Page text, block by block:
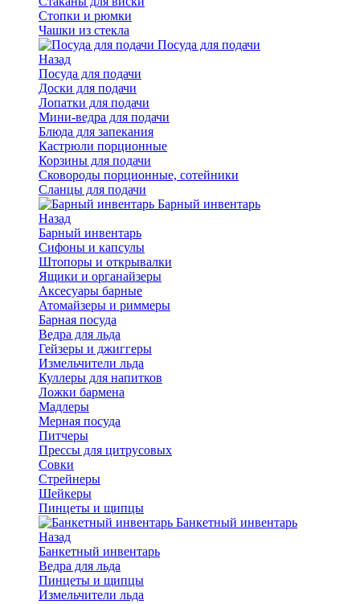
Стопки и рюмки
Чашки из стекла
Посуда для подачи
Назад
Посуда для подачи
Доски для подачи
Лопатки для подачи
Мини-ведра для подачи
Блюда для запекания
Кастрюли порционные
Корзины для подачи
Сковороды порционные, сотейники
Сланцы для подачи
Барный инвентарь
Назад
Барный инвентарь
Сифоны и капсулы
Штопоры и открывалки
Ящики и органайзеры
Аксесуары барные
Атомайзеры и риммеры
Барная посуда
Ведра для льда
Гейзеры и джиггеры
Измельчители льда
Куллеры для напитков
Ложки бармена
Мадлеры
Мерная посуда
Питчеры
Прессы для цитрусовых
Совки
Стрейнеры
Шейкеры
Пинцеты и щипцы
Банкетный инвентарь
Назад
Банкетный инвентарь
Ведра для льда
Пинцеты и щипцы
Измельчители льда